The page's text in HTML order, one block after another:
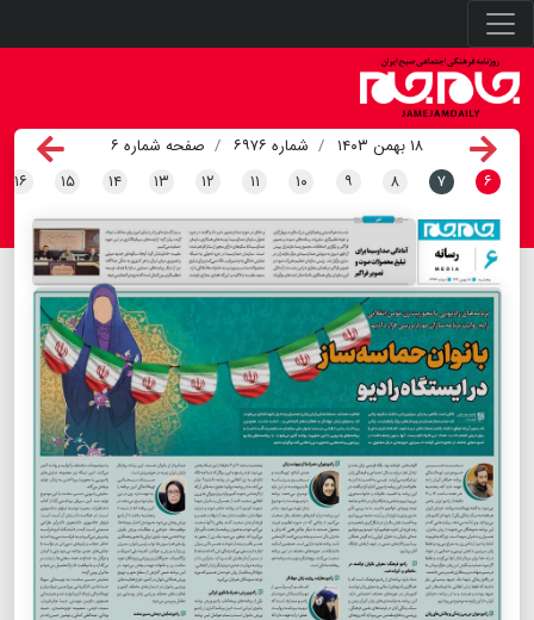
۱۸ بهمن ۱۴۰۳ شماره ۶۹۷۶
صفحه شماره ۶
۶ ۷ ۸ ۹ ۱۰ ۱۱ ۱۲ ۱۳ ۱۴ ۱۵ ۱۶